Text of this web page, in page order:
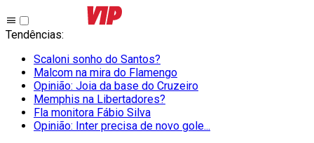
Tendências:
Scaloni sonho do Santos?
Malcom na mira do Flamengo
Opinião: Joia da base do Cruzeiro
Memphis na Libertadores?
Fla monitora Fábio Silva
Opinião: Inter precisa de novo gole...